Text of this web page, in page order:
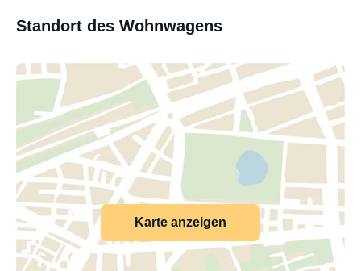
Standort des Wohnwagens
Karte anzeigen